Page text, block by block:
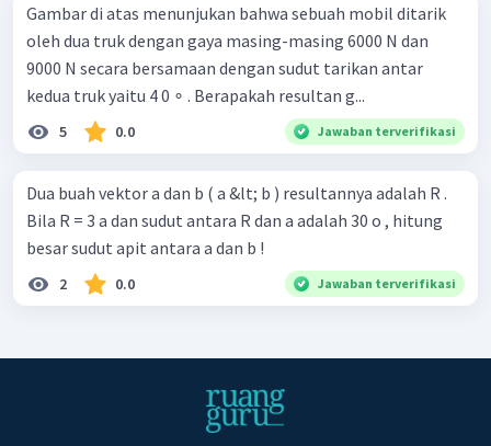
Gambar di atas menunjukan bahwa sebuah mobil ditarik
oleh dua truk dengan gaya masing-masing 6000 N dan
9000 N secara bersamaan dengan sudut tarikan antar
kedua truk yaitu 4 0 ∘ . Berapakah resultan g...
5 0.0 Jawaban terverifikasi
Dua buah vektor a dan b ( a &lt; b ) resultannya adalah R .
Bila R = 3 a dan sudut antara R dan a adalah 30 o , hitung
besar sudut apit antara a dan b !
2 0.0 Jawaban terverifikasi